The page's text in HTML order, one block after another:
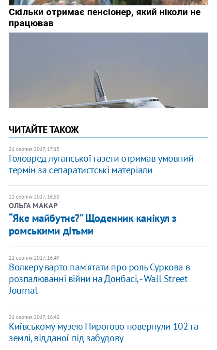
ЧИТАЙТЕ ТАКОЖ
21 серпня 2017, 17:15
Головред луганської газети отримав умовний
термін за сепаратистські матеріали
21 серпня 2017, 16:50
ОЛЬГА МАКАР
“Яке майбутнє?” Щоденник канікул з
ромськими дітьми
21 серпня 2017, 16:49
Волкеру варто пам'ятати про роль Суркова в
розпалюванні війни на Донбасі, - Wall Street
Journal
21 серпня 2017, 16:42
Київському музею Пирогово повернули 102 га
землі, відданої під забудову